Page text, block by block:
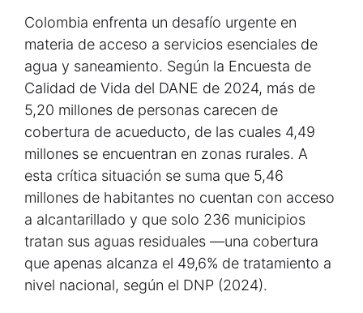
Colombia enfrenta un desafío urgente en
materia de acceso a servicios esenciales de
agua y saneamiento. Según la Encuesta de
Calidad de Vida del DANE de 2024, más de
5,20 millones de personas carecen de
cobertura de acueducto, de las cuales 4,49
millones se encuentran en zonas rurales. A
esta crítica situación se suma que 5,46
millones de habitantes no cuentan con acceso
a alcantarillado y que solo 236 municipios
tratan sus aguas residuales —una cobertura
que apenas alcanza el 49,6% de tratamiento a
nivel nacional, según el DNP (2024).